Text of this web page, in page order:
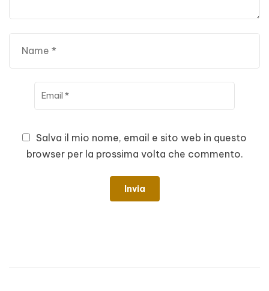
Salva il mio nome, email e sito web in questo
browser per la prossima volta che commento.